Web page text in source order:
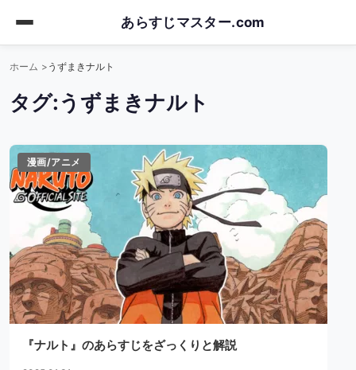
あらすじマスター.com
ホーム うずまきナルト
タグ:うずまきナルト
漫画/アニメ
『ナルト』のあらすじをざっくりと解説